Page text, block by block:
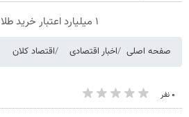
۱ میلیارد اعتبار خرید طلا | بدون ضامن و چک
صفحه اصلی اخبار اقتصادی اقتصاد کلان
۰ نفر